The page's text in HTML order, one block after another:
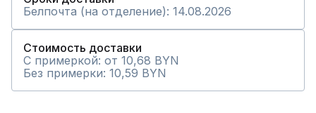
Белпочта (на отделение): 14.08.2026
Стоимость доставки
С примеркой: от 10,68 BYN
Без примерки: 10,59 BYN